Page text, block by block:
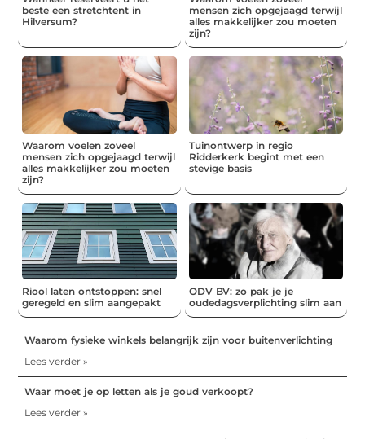
beste een stretchtent in
Hilversum?
mensen zich opgejaagd terwijl
alles makkelijker zou moeten
zijn?
Waarom voelen zoveel
mensen zich opgejaagd terwijl
alles makkelijker zou moeten
zijn?
Tuinontwerp in regio
Ridderkerk begint met een
stevige basis
Riool laten ontstoppen: snel
geregeld en slim aangepakt
ODV BV: zo pak je je
oudedagsverplichting slim aan
Waarom fysieke winkels belangrijk zijn voor buitenverlichting
Lees verder »
Waar moet je op letten als je goud verkoopt?
Lees verder »